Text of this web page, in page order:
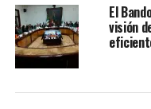
“Detrás de cada
El
visión